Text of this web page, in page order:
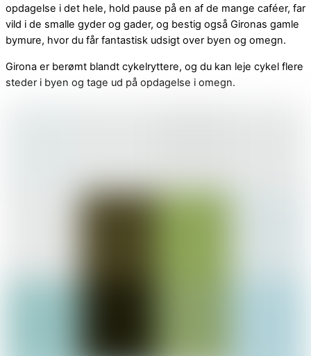
opdagelse i det hele, hold pause på en af de mange caféer, far
vild i de smalle gyder og gader, og bestig også Gironas gamle
bymure, hvor du får fantastisk udsigt over byen og omegn.
Girona er berømt blandt cykelryttere, og du kan leje cykel flere
steder i byen og tage ud på opdagelse i omegn.